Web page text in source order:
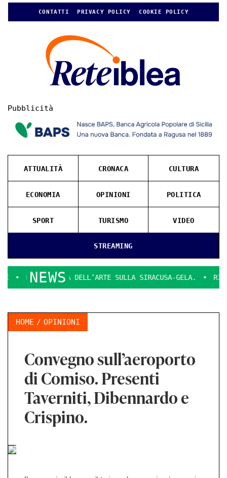
CONTATTI PRIVACY POLICY COOKIE POLICY
Pubblicità
STREAMING
ATTUALITÀ CRONACA CULTURA
ECONOMIA OPINIONI POLITICA
SPORT TURISMO VIDEO
NEWS
DELL’ARTE SULLA SIRACUSA-GELA. RIFLESSIONI,
HOME OPINIONI
Convegno sull’aeroporto
di Comiso. Presenti
Taverniti, Dibennardo e
Crispino.